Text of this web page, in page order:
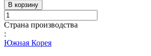
В корзину
Страна производства
:
Южная Корея